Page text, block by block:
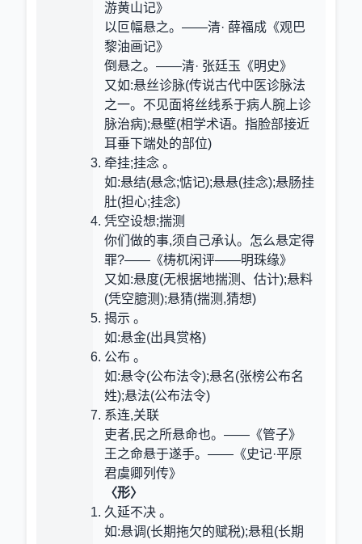
游黄山记》
以叵幅悬之。——清· 薛福成《观巴
黎油画记》
倒悬之。——清· 张廷玉《明史》
又如:悬丝诊脉(传说古代中医诊脉法
之一。不见面将丝线系于病人腕上诊
脉治病);悬壁(相学术语。指脸部接近
耳垂下端处的部位)
牵挂;挂念 。
如:悬结(悬念;惦记);悬悬(挂念);悬肠挂
肚(担心;挂念)
凭空设想;揣测
你们做的事,须自己承认。怎么悬定得
罪?——《梼杌闲评——明珠缘》
又如:悬度(无根据地揣测、估计);悬料
(凭空臆测);悬猜(揣测,猜想)
揭示 。
如:悬金(出具赏格)
公布 。
如:悬令(公布法令);悬名(张榜公布名
姓);悬法(公布法令)
系连,关联
吏者,民之所悬命也。——《管子》
王之命悬于遂手。——《史记·平原
君虞卿列传》
〈形〉
久延不决 。
如:悬调(长期拖欠的赋税);悬租(长期